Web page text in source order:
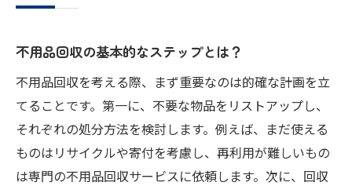
こう
環境に優しい不用品処分の選択肢
再利用可能なアイテムの見極め方
持続可能な生活を支える不用品回収
リサイクルの重要性とその効果
不用品回収が環境に与える影響
不用品回収の基本的なステップとは？
不用品回収を考える際、まず重要なのは的確な計画を立
てることです。第一に、不要な物品をリストアップし、
それぞれの処分方法を検討します。例えば、まだ使える
ものはリサイクルや寄付を考慮し、再利用が難しいもの
は専門の不用品回収サービスに依頼します。次に、回収